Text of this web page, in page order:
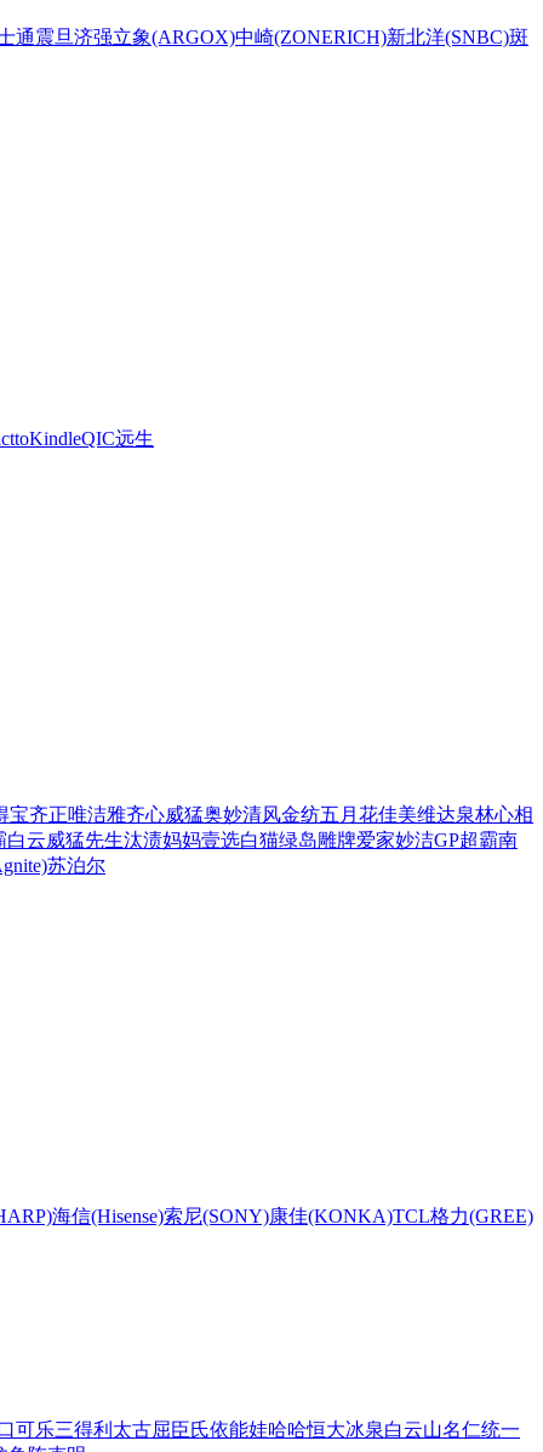
通震旦济强立象(ARGOX)中崎(ZONERICH)新北洋(SNBC)斑
KindleQIC远生
宝齐正唯洁雅齐心威猛奥妙清风金纺五月花佳美维达泉林心相
白云威猛先生汰渍妈妈壹选白猫绿岛雕牌爱家妙洁GP超霸南
苏泊尔
海信(Hisense)索尼(SONY)康佳(KONKA)TCL格力(GREE)
可乐三得利 太古屈臣氏依能娃哈哈恒大冰泉白云山名仁统一